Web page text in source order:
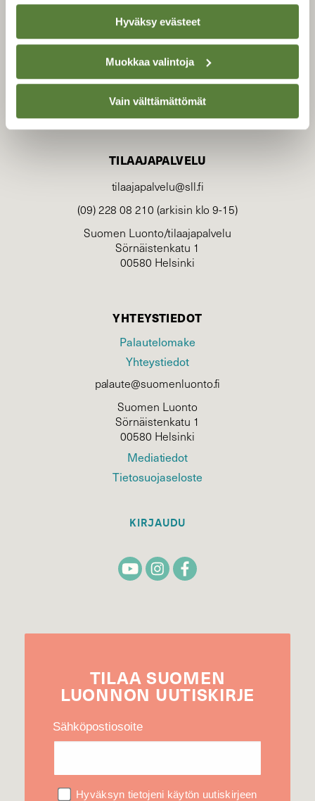
Hyväksy evästeet
Muokkaa valintoja
Vain välttämättömät
TILAAJAPALVELU
tilaajapalvelu@sll.fi
(09) 228 08 210 (arkisin klo 9-15)
Suomen Luonto/tilaajapalvelu
Sörnäistenkatu 1
00580 Helsinki
YHTEYSTIEDOT
Palautelomake
Yhteystiedot
palaute@suomenluonto.fi
Suomen Luonto
Sörnäistenkatu 1
00580 Helsinki
Mediatiedot
Tietosuojaseloste
KIRJAUDU
TILAA SUOMEN
LUONNON UUTIS­KIRJE
Sähköpostiosoite
Hyväksyn tietojeni käytön uutiskirjeen